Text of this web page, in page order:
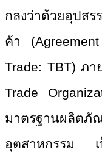
กลงว่าด้วยอุปสร
ค้า
Trade: TBT) ภา
Trade
มาตรฐานผลิตภั
อุตสาหกรรม เ